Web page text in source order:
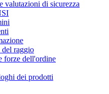
valutazioni di sicurezza
raggio
forze dell'ordine
dei prodotti